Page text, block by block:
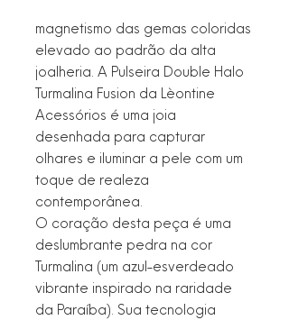
magnetismo das gemas coloridas
elevado ao padrão da alta
joalheria. A Pulseira Double Halo
Turmalina Fusion da Lèontine
Acessórios é uma joia
desenhada para capturar
olhares e iluminar a pele com um
toque de realeza
contemporânea.
O coração desta peça é uma
deslumbrante pedra na cor
Turmalina (um azul-esverdeado
vibrante inspirado na raridade
da Paraíba). Sua tecnologia